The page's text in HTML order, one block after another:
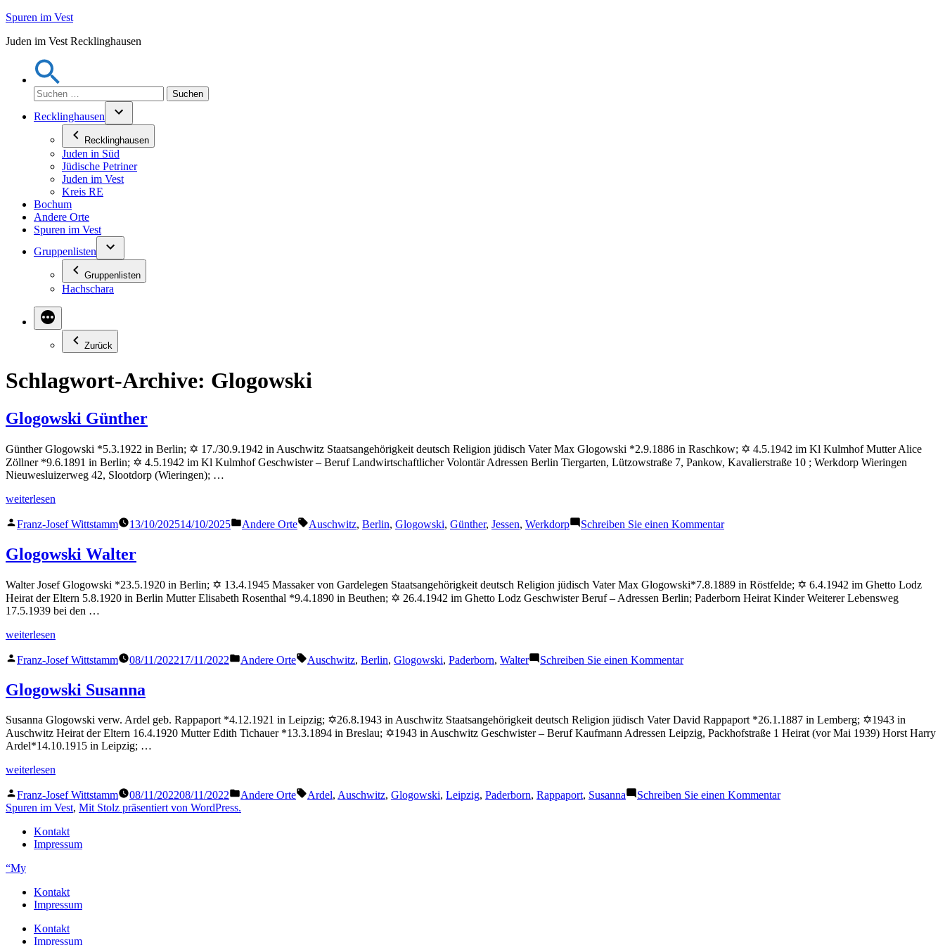
Zum
springen
Spuren im Vest
Juden im Vest Recklinghausen
Suchen
nach:
Recklinghausen
Recklinghausen
Juden in Süd
Jüdische Petriner
Juden im Vest
Kreis RE
Bochum
Andere Orte
Spuren im Vest
Gruppenlisten
Gruppenlisten
Hachschara
Zurück
Schlagwort-Archive: Glogowski
Glogowski Günther
Günther Glogowski *5.3.1922 in Berlin; ✡ 17./30.9.1942 in Auschwitz Staatsangehörigkeit deutsch Religion jüdisch Vater Max Glogowski *2.9.1886 in Raschkow; ✡ 4.5.1942 im Kl Kulmhof Mutter Alice
Zöllner *9.6.1891 in Berlin; ✡ 4.5.1942 im Kl Kulmhof Geschwister – Beruf Landwirtschaftlicher Volontär Adressen Berlin Tiergarten, Lützowstraße 7, Pankow, Kavalierstraße 10 ; Werkdorp Wieringen
Nieuwesluizerweg 42, Slootdorp (Wieringen); …
„Glogowski
weiterlesen
Veröffentlicht
Franz-Josef Wittstamm 13/10/202514/10/2025
Veröffentlicht
Andere Orte Schlagwörter:
Auschwitz, Berlin, Glogowski, Günther, Jessen, Werkdorp Schreiben Sie einen Kommentarzu
Glogowski Walter
Walter Josef Glogowski *23.5.1920 in Berlin; ✡ 13.4.1945 Massaker von Gardelegen Staatsangehörigkeit deutsch Religion jüdisch Vater Max Glogowski*7.8.1889 in Röstfelde; ✡ 6.4.1942 im Ghetto Lodz
Heirat der Eltern 5.8.1920 in Berlin Mutter Elisabeth Rosenthal *9.4.1890 in Beuthen; ✡ 26.4.1942 im Ghetto Lodz Geschwister Beruf – Adressen Berlin; Paderborn Heirat Kinder Weiterer Lebensweg
17.5.1939 bei den …
„Glogowski
weiterlesen
Veröffentlicht
Franz-Josef Wittstamm 08/11/202217/11/2022
Veröffentlicht
Andere Orte Schlagwörter:
Auschwitz, Berlin, Glogowski, Paderborn, Walter Schreiben Sie einen Kommentarzu
Glogowski Susanna
Susanna Glogowski verw. Ardel geb. Rappaport *4.12.1921 in Leipzig; ✡26.8.1943 in Auschwitz Staatsangehörigkeit deutsch Religion jüdisch Vater David Rappaport *26.1.1887 in Lemberg; ✡1943 in
Auschwitz Heirat der Eltern 16.4.1920 Mutter Edith Tichauer *13.3.1894 in Breslau; ✡1943 in Auschwitz Geschwister – Beruf Kaufmann Adressen Leipzig, Packhofstraße 1 Heirat (vor Mai 1939) Horst Harry
Ardel*14.10.1915 in Leipzig; …
„Glogowski
weiterlesen
Veröffentlicht
von
Franz-Josef Wittstamm 08/11/202208/11/2022
Veröffentlicht
Andere Orte Schlagwörter:
Ardel, Auschwitz, Glogowski, Leipzig, Paderborn, Rappaport, Susanna Schreiben Sie einen Kommentarzu
Spuren im Vest, Mit Stolz präsentiert von WordPress.
Kontakt
Impressum
“My
Kontakt
Impressum
Kontakt
Impressum